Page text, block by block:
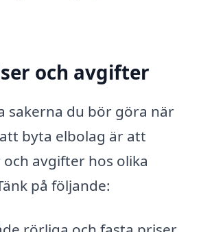
och avgifter
sakerna du bör göra när
byta elbolag är att
avgifter hos olika
på följande: